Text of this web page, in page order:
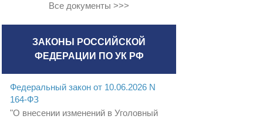
Все документы >>>
ЗАКОНЫ РОССИЙСКОЙ
ФЕДЕРАЦИИ ПО УК РФ
Федеральный закон от 10.06.2026 N
164-ФЗ
"О внесении изменений в Уголовный